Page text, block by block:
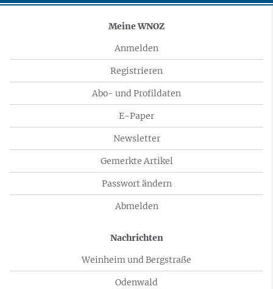
Meine WNOZ
Anmelden
Registrieren
Abo- und Profildaten
E-Paper
Newsletter
Gemerkte Artikel
Passwort ändern
Abmelden
Nachrichten
Weinheim und Bergstraße
Odenwald